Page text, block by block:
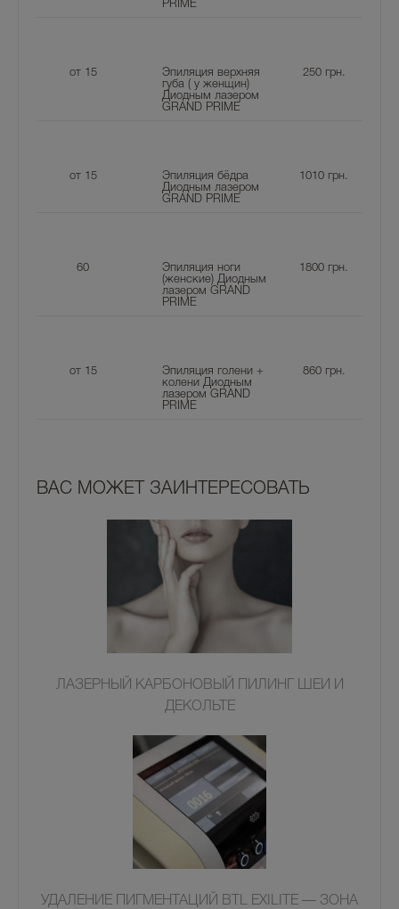
PRIME
от 15
Эпиляция верхняя
губа ( у женщин)
Диодным лазером
GRAND PRIME
250грн.
от 15
Эпиляция бёдра
Диодным лазером
GRAND PRIME
1010 грн.
60
Эпиляция ноги
(женские) Диодным
лазером GRAND
PRIME
1800 грн.
от 15
Эпиляция голени +
колени Диодным
лазером GRAND
PRIME
860грн.
ВАС МОЖЕТ ЗАИНТЕРЕСОВАТЬ
ЛАЗЕРНЫЙ КАРБОНОВЫЙ ПИЛИНГ ШЕИ И
ДЕКОЛЬТЕ
УДАЛЕНИЕ ПИГМЕНТАЦИЙ BTL EXILITE — ЗОНА